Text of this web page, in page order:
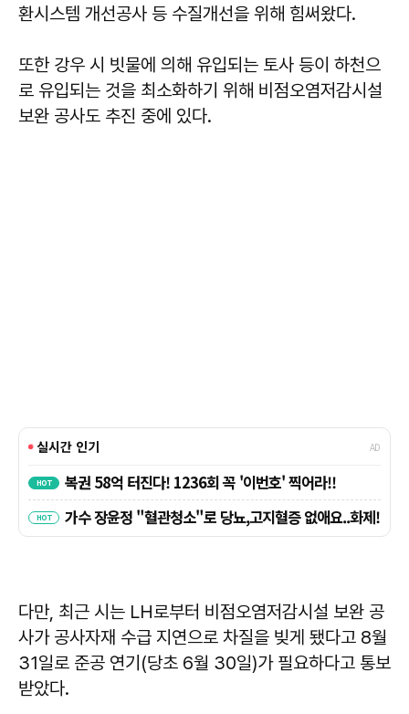
환시스템 개선공사 등 수질개선을 위해 힘써왔다.
또한 강우 시 빗물에 의해 유입되는 토사 등이 하천으
로 유입되는 것을 최소화하기 위해 비점오염저감시설
보완 공사도 추진 중에 있다.
다만, 최근 시는 LH로부터 비점오염저감시설 보완 공
사가 공사자재 수급 지연으로 차질을 빚게 됐다고 8월
31일로 준공 연기(당초 6월 30일)가 필요하다고 통보
받았다.